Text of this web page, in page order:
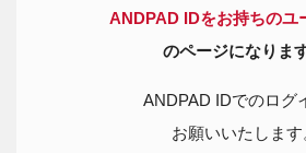
ANDPAD IDをお持ちのユ
のページになります
ANDPAD IDでのログ
お願いいたします